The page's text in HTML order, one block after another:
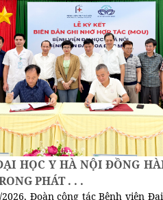
HỌC Y HÀ NỘI ĐỒNG
PHÁT . . .
2026, Đoàn công tác Bệnh viện